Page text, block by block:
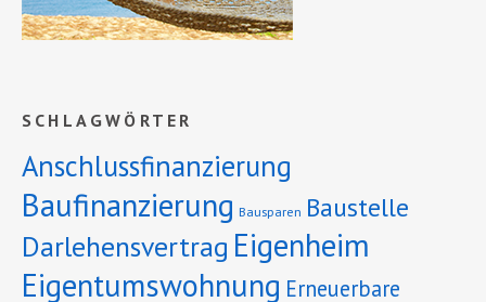
SCHLAGWÖRTER
Anschlussfinanzierung
Baufinanzierung Bausparen Baustelle
Darlehensvertrag Eigenheim
Eigentumswohnung Erneuerbare